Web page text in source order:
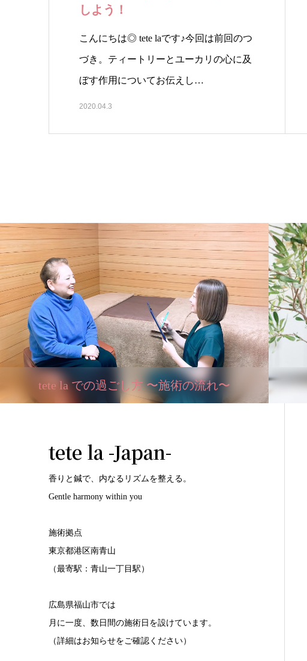
しよう！
こんにちは◎ tete laです♪今回は前回のつ
づき。ティートリーとユーカリの心に及
ぼす作用についてお伝えし…
2020.04.3
tete la での過ごし方 〜施術の流れ〜
tete la -Japan-
香りと鍼で、内なるリズムを整える。
Gentle harmony within you
施術拠点
東京都港区南青山
（最寄駅：青山一丁目駅）
広島県福山市では
月に一度、数日間の施術日を設けています。
（詳細はお知らせをご確認ください）